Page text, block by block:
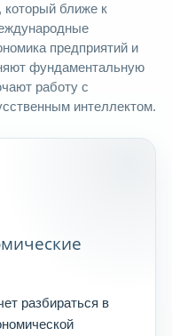
ближе к
предприятий и
фундаментальную
работу с
интеллектом.
разбираться в